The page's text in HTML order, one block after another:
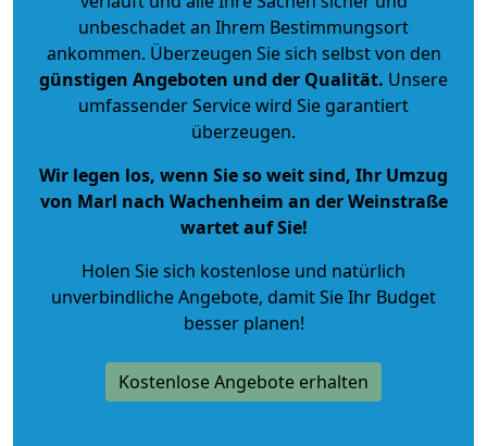
unbeschadet an Ihrem Bestimmungsort
ankommen. Überzeugen Sie sich selbst von den
günstigen Angeboten und der Qualität. Unsere
umfassender Service wird Sie garantiert
überzeugen.
Wir legen los, wenn Sie so weit sind, Ihr Umzug
von Marl nach Wachenheim an der Weinstraße
wartet auf Sie!
Holen Sie sich kostenlose und natürlich
unverbindliche Angebote, damit Sie Ihr Budget
besser planen!
Kostenlose Angebote erhalten